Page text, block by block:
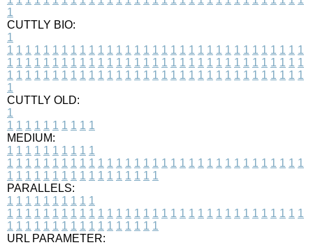
1
CUTTLY BIO:
1
1 1 1 1 1 1 1 1 1 1 1 1 1 1 1 1 1 1 1 1 1 1 1 1 1 1 1 1 1 1 1 1 1
1 1 1 1 1 1 1 1 1 1 1 1 1 1 1 1 1 1 1 1 1 1 1 1 1 1 1 1 1 1 1 1 1
1 1 1 1 1 1 1 1 1 1 1 1 1 1 1 1 1 1 1 1 1 1 1 1 1 1 1 1 1 1 1 1 1
1
CUTTLY OLD:
1
1 1 1 1 1 1 1 1 1 1
MEDIUM:
1 1 1 1 1 1 1 1 1 1
1 1 1 1 1 1 1 1 1 1 1 1 1 1 1 1 1 1 1 1 1 1 1 1 1 1 1 1 1 1 1 1 1
1 1 1 1 1 1 1 1 1 1 1 1 1 1 1 1 1
PARALLELS:
1 1 1 1 1 1 1 1 1 1
1 1 1 1 1 1 1 1 1 1 1 1 1 1 1 1 1 1 1 1 1 1 1 1 1 1 1 1 1 1 1 1 1
1 1 1 1 1 1 1 1 1 1 1 1 1 1 1 1 1
URL PARAMETER: